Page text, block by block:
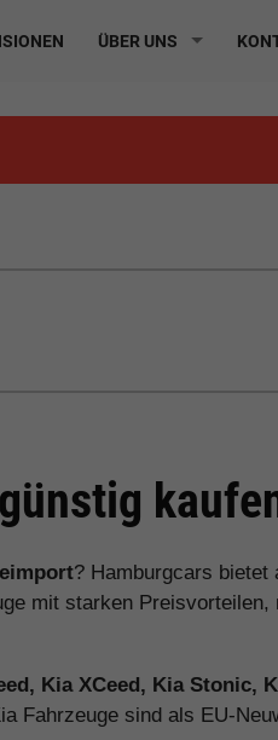
ÜBER UNS
? Hamburgcars bietet
mit starken Preisvorteilen,
Kia XCeed, Kia Stonic,
Fahrzeuge sind als EU-